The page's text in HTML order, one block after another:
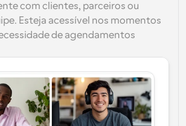
com clientes, parceiros ou
Esteja acessível nos momentos
de agendamentos